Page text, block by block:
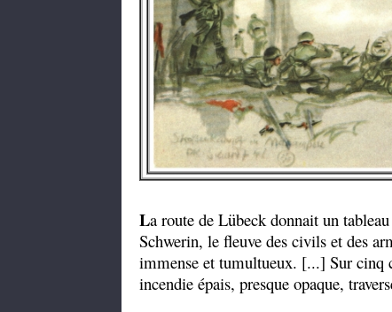
La route de Lübeck donnait un
Schwerin, le fleuve des civils et des
immense et tumultueux. [...] Sur cinq
incendie épais, presque opaque,